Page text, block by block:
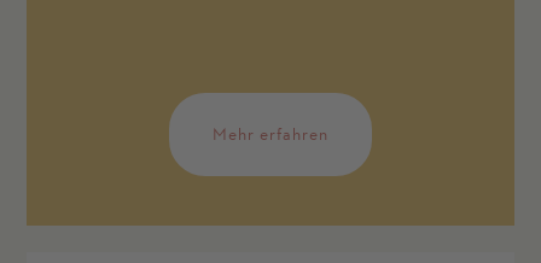
Mehr erfahren